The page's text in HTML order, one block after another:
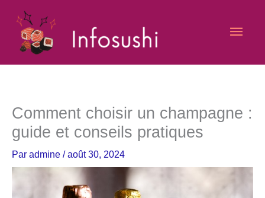
contenu
Comment choisir un champagne :
guide et conseils pratiques
Par admine /août 30, 2024